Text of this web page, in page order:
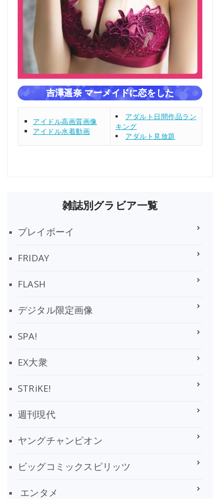
吉澤遥奈 マーメイドに恋をした
アイドル高画質画像
アイドル水着動画
アダルト日間作品ラン
キング
アダルト見放題
雑誌別グラビア一覧
プレイボーイ
FRIDAY
FLASH
デジタル限定画像
SPA!
EX大衆
STRiKE!
週刊現代
ヤングチャンピオン
ビッグコミックスピリッツ
エンタメ